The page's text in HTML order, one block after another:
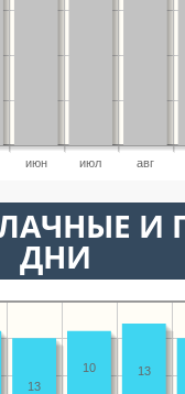
июн июл авг
И
ДНИ
13
10
13